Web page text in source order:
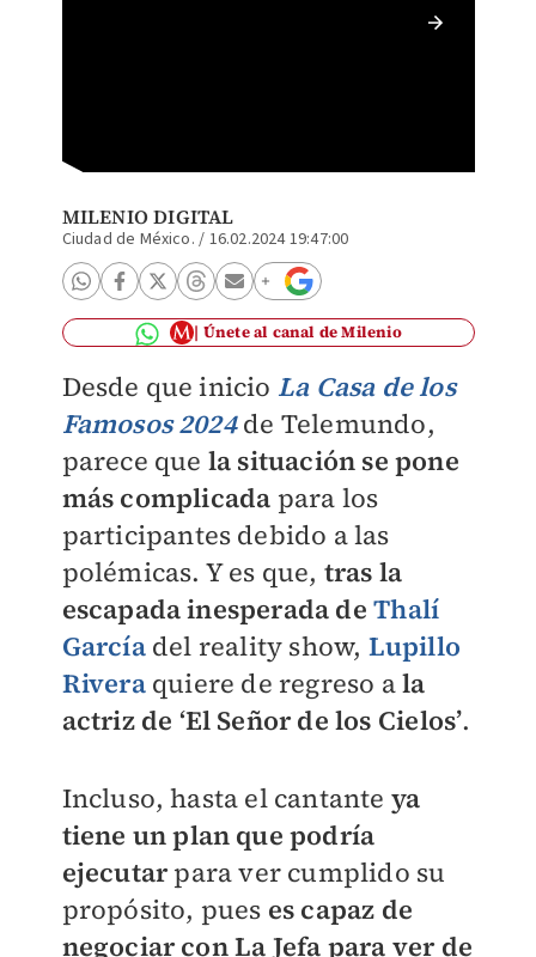
MILENIO DIGITAL
Ciudad de México. / 16.02.2024 19:47:00
Únete al canal de Milenio
Desde que inicio La Casa de los
Famosos 2024de Telemundo,
parece que la situación se pone
más complicada para los
participantes debido a las
polémicas. Y es que, tras la
escapada inesperada deThalí
García del reality show, Lupillo
Riveraquiere de regreso ala
actriz de ‘El Señor de los Cielos’.
Incluso, hasta el cantante ya
tiene un plan que podría
ejecutarpara ver cumplido su
propósito, pues es capaz de
negociar con La Jefa para ver de